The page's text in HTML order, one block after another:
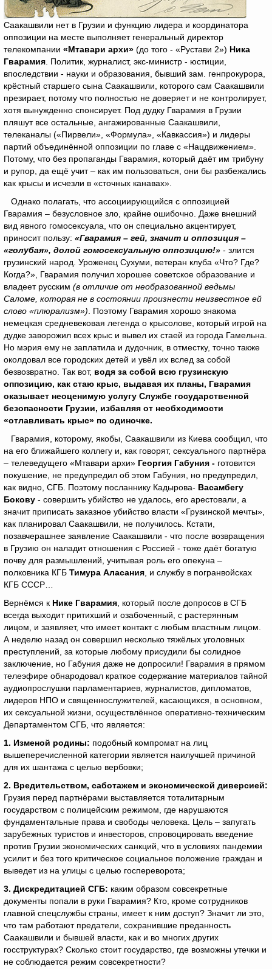
Саакашвили нет в Грузии и функцию лидера и координатора
оппозиции на месте выполняет генеральный директор
телекомпании «Мтавари архи» (до того - «Рустави 2») Ника
Гварамия . Политик, журналист, экс-министр - юстиции,
впоследствии - науки и образования, бывший зам. генпрокурора,
крёстный старшего сына Саакашвили, которого сам Саакашвили
презирает, потому что полностью не доверяет и не контролирует,
хотя вынужденно спонсирует. Под дудку Гварамия в Грузии
пляшут все остальные, ангажированные Саакашвили,
телеканалы («Пирвели», «Формула», «Кавкассия») и лидеры
партий объединённой оппозиции по главе с «Нацдвижением».
Потому, что без пропаганды Гварамия, который даёт им трибуну
и рупор, да ещё учит – как им пользоваться, они бы разбежались
как крысы и исчезли в «сточных канавах».
Однако полагать, что ассоциирующийся с оппозицией
Гварамия – безусловное зло, крайне ошибочно. Даже внешний
вид явного гомосексуала, что он специально акцентирует,
приносит пользу: «Гварамия – гей, значит и оппозиция –
«голубая», долой гомосексуальную оппозицию!» - злится
грузинский народ. Уроженец Сухуми, ветеран клуба «Что? Где?
Когда?», Гварамия получил хорошее советское образование и
владеет русским (в отличие от необразованной ведьмы
Саломе, которая не в состоянии произнести неизвестное ей
слово «плюрализм») . Поэтому Гварамия хорошо знакома
немецкая средневековая легенда о крысолове, который игрой на
дудке заворожил всех крыс и вывел их стаей из города Гамельна.
Но мэрия ему не заплатила и дудочник, в отместку, точно также
околдовал все городских детей и увёл их вслед за собой
безвозвратно. Так вот, водя за собой всю грузинскую
оппозицию, как стаю крыс, выдавая их планы, Гварамия
оказывает неоценимую услугу Службе государственной
безопасности Грузии, избавляя от необходимости
«отлавливать крыс» по одиночке.
Гварамия, которому, якобы, Саакашвили из Киева сообщил, что
на его ближайшего коллегу и, как говорят, сексуального партнёра
– телеведущего «Мтавари архи» Георгия Габуния - готовится
покушение, не предупредил об этом Габуния, но предупредил,
как видно, СГБ. Поэтому посланнику Кадырова- Васамбегу
Бокову - совершить убийство не удалось, его арестовали, а
значит приписать заказное убийство власти «Грузинской мечты»,
как планировал Саакашвили, не получилось. Кстати,
позавчерашнее заявление Саакашвили - что после возвращения
в Грузию он наладит отношения с Россией - тоже даёт богатую
почву для размышлений, учитывая роль его опекуна –
полковника КГБ Тимура Аласания , и службу в погранвойсках
КГБ СССР…
Вернёмся к Нике Гварамия , который после допросов в СГБ
всегда выходит притихший и озабоченный, с растерянным
лицом, и заявляет, что имеет контакт с любым властным лицом.
А неделю назад он совершил несколько тяжёлых уголовных
преступлений, за которые любому присудили бы солидное
заключение, но Габуния даже не допросили! Гварамия в прямом
телеэфире обнародовал краткое содержание материалов тайной
аудиопрослушки парламентариев, журналистов, дипломатов,
лидеров НПО и священнослужителей, касающихся, в основном,
их сексуальной жизни, осуществлённое оперативно-техническим
Департаментом СГБ, что является:
1. Изменой родины: подобный компромат на лиц
вышеперечисленной категории является наилучшей причиной
для их шантажа с целью вербовки;
2. Вредительством, саботажем и экономической диверсией:
Грузия перед партнёрами выставляется тоталитарным
государством с полицейским режимом, где нарушаются
фундаментальные права и свободы человека. Цель – запугать
зарубежных туристов и инвесторов, спровоцировать введение
против Грузии экономических санкций, что в условиях пандемии
усилит и без того критическое социальное положение граждан и
выведет из на улицы с целью госпереворота;
3. Дискредитацией СГБ: каким образом совсекретные
документы попали в руки Гварамия? Кто, кроме сотрудников
главной спецслужбы страны, имеет к ним доступ? Значит ли это,
что там работают предатели, сохранившие преданность
Саакашвили и бывшей власти, как и во многих других
госструктурах? Сколько стоит государство, где возможны утечки и
не соблюдается режим совсекретности?